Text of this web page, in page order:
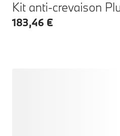
Kit anti-crevaison
183,46 €